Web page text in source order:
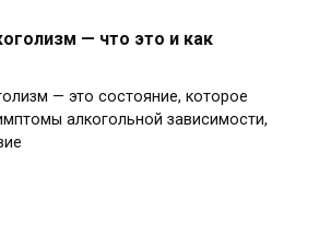
— что это и как
— это состояние, которое
алкогольной зависимости,